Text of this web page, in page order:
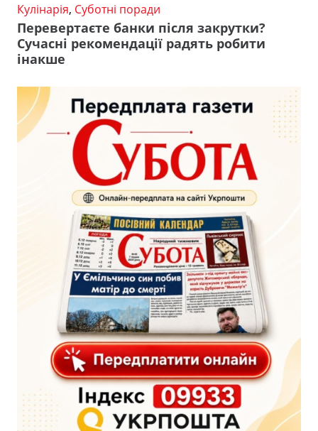
Кулінарія, Суботні поради
Перевертаєте банки після закрутки?
Сучасні рекомендації радять робити
інакше